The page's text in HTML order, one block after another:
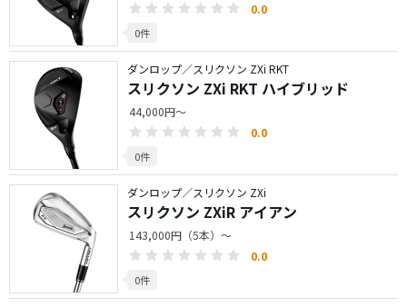
0.0
0件
ダンロップ／スリクソン ZXi RKT
スリクソン ZXi RKT ハイブリッド
44,000円～
0.0
0件
ダンロップ／スリクソン ZXi
スリクソン ZXiR アイアン
143,000円（5本）～
0.0
0件